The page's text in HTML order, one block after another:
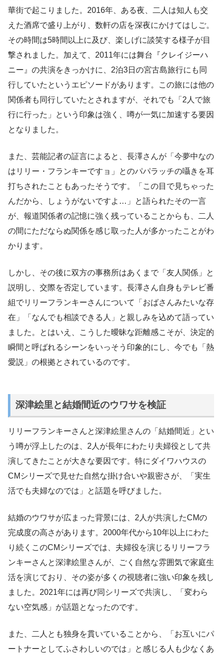
華街で起こりました。2016年、ある夜、二人は知人も交
えた酒席で盛り上がり、数軒の店を深夜にかけてはしご。
その時間は5時間以上に及び、楽しげに談笑する様子が目
撃されました。加えて、2011年には舞台『クレイジーハ
ニー』の共演をきっかけに、2泊3日の宮古島旅行にも同
行していたというエピソードがあります。この旅には他の
関係者も同行していたとされますが、それでも「2人で旅
行に行った」という印象は強く、噂が一気に加速する要因
となりました。
また、芸能記者の証言によると、長澤さんが「今夢中なの
はリリー・フランキーですョ」とのパパラッチの囁きを耳
打ちされたこともあったそうです。「この目で見ちゃった
んだから、しょうがないですよ…」と語られたその一言
が、報道関係者の記憶に強く残っていることからも、二人
の間にただならぬ関係を感じ取った人が多かったことがわ
かります。
しかし、その後に双方の事務所はあくまで「友人関係」と
説明し、交際を否定しています。長澤さん自身もテレビ番
組でリリーフランキーさんについて「おばさんみたいな存
在」「なんでも相談できる人」と親しみを込めて語ってい
ました。とはいえ、こうした曖昧な距離感こそが、決定的
瞬間と呼ばれるシーンをいっそう印象的にし、今でも「熱
愛説」の根拠とされているのです。
深津絵里と結婚間近のウワサを検証
リリーフランキーさんと深津絵里さんの「結婚間近」とい
う噂が浮上したのは、2人が長年にわたり夫婦役として共
演してきたことが大きな要因です。特にダイワハウスの
CMシリーズで見せた自然な掛け合いや親密さが、「実生
活でも夫婦なのでは」と話題を呼びました。
結婚のウワサが広まった背景には、2人が共演したCMの
完成度の高さがあります。2000年代から10年以上にわた
り続くこのCMシリーズでは、夫婦役を演じるリリーフラ
ンキーさんと深津絵里さんが、ごく自然な雰囲気で家庭生
活を演じており、その姿が多くの視聴者に強い印象を残し
ました。2021年には再び同シリーズで共演し、「変わら
ない空気感」が話題となったのです。
また、二人とも独身を貫いていることから、「お互いにパ
ートナーとしてふさわしいのでは」と感じる人も少なくあ